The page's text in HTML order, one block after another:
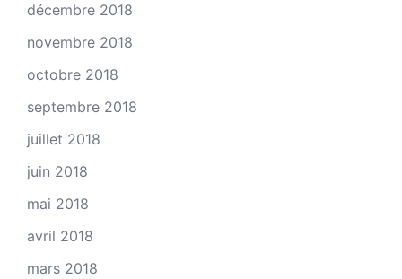
décembre 2018
novembre 2018
octobre 2018
septembre 2018
juillet 2018
juin 2018
mai 2018
avril 2018
mars 2018